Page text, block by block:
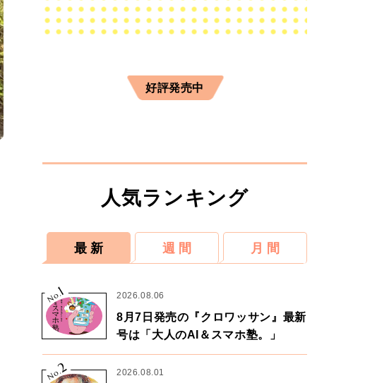
っていますか？
好評発売中
人気ランキング
最 新 週 間 月 間
No.
1 2026.08.06
8月7日発売の『クロワッサン』最新
号は「大人のAI＆スマホ塾。」
No.2 2026.08.01